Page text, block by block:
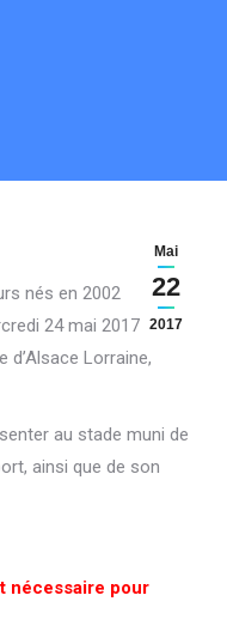
Mai
22
2017
nés en 2002
24 mai 2017 à
d’Alsace Lorraine,
au stade muni de
ainsi que de son
nécessaire pour